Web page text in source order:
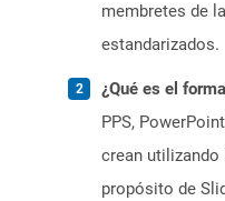
membretes de
estandarizados.
¿Qué es el
PPS,
crean utilizando
propósito de